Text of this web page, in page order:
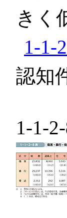
きく
1-1-
認知
1-1-